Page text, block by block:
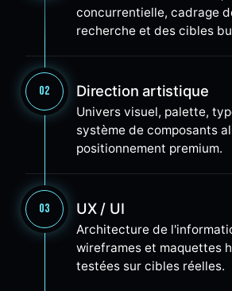
concurrentielle, cadrage
recherche et des cibles
02 Direction artistique
Univers visuel, palette,
système de composants
positionnement premium.
03 UX / UI
Architecture de
wireframes et maquettes
testées sur cibles réelles.